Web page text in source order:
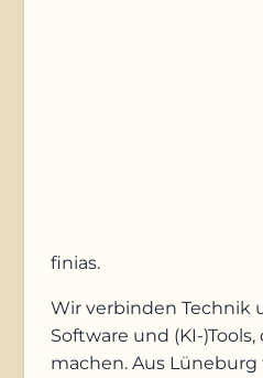
finias.
Wir verbinden Technik
Software und (KI-
machen. Aus